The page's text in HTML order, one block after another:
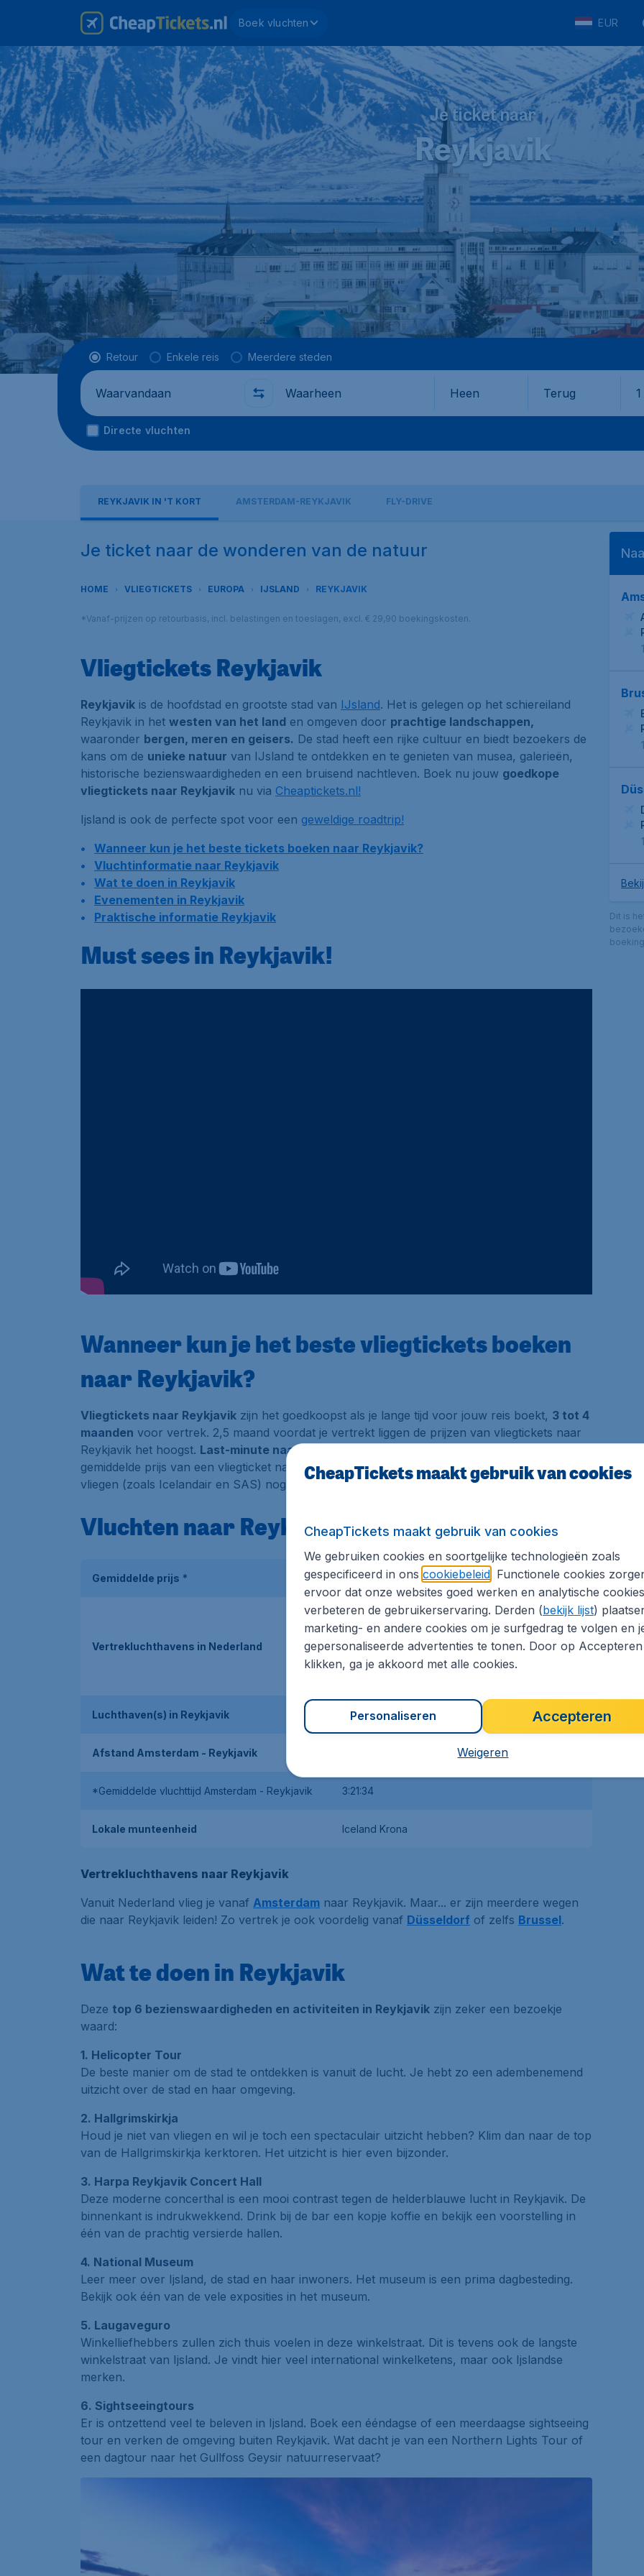
Boek vluchten EUR
Je ticket naar
Reykjavik
Vluchttype
Retour Enkele reis Meerdere steden
Waarvandaan Waarheen Heen Terug
Directe vluchten
REYKJAVIK IN 'T KORT AMSTERDAM-REYKJAVIK FLY-DRIVE
Je ticket naar de wonderen van de natuur
HOME VLIEGTICKETS EUROPA IJSLAND REYKJAVIK
*Vanaf-prijzen op retourbasis, incl. belastingen en toeslagen, excl. € 29,90 boekingskosten.
Vliegtickets Reykjavik
Reykjavik is de hoofdstad en grootste stad van IJsland. Het is gelegen op het schiereiland
Reykjavik in het westen van het land en omgeven door prachtige landschappen,
waaronder bergen, meren en geisers. De stad heeft een rijke cultuur en biedt bezoekers de
kans om de unieke natuur van IJsland te ontdekken en te genieten van musea, galerieën,
historische bezienswaardigheden en een bruisend nachtleven. Boek nu jouw goedkope
vliegtickets naar Reykjavik nu via Cheaptickets.nl!
Ijsland is ook de perfecte spot voor een geweldige roadtrip!
Wanneer kun je het beste tickets boeken naar Reykjavik?
Vluchtinformatie naar Reykjavik
Wat te doen in Reykjavik
Evenementen in Reykjavik
Praktische informatie Reykjavik
Must sees in Reykjavik!
Wanneer kun je het beste vliegtickets boeken
naar Reykjavik?
Vliegtickets naar Reykjavik zijn het goedkoopst als je lange tijd voor jouw reis boekt, 3 tot 4
maanden voor vertrek. 2,5 maand voordat je vertrekt liggen de prijzen van vliegtickets naar
Reykjavik het hoogst. Last-minute naar Reykjavik
gemiddelde prijs van een vliegticket naar Reykjavik wil voor airlines die veel via Reykjavik
vliegen (zoals Icelandair en SAS) nog wel eens dalen.
Vluchten naar Reykjavik
Gemiddelde prijs * €372
Vertrekluchthavens in Nederland
Amsterdam Airport Schiphol (AMS), Eindhoven
Airport (EIN), Eelde Airport (GRQ), Maastricht
Aachen Airport (MST), Rotterdam The Hague
Airport (RTM), Veldhoven Airport (ZVH), Arnhem
Luchthaven(s) in Reykjavik Reykjavik Airport (REK)
Afstand Amsterdam - Reykjavik
*Gemiddelde vluchttijd Amsterdam - Reykjavik 3:21:34
Lokale munteenheid Iceland Krona
Vertrekluchthavens naar Reykjavik
Vanuit Nederland vlieg je vanaf Amsterdam naar Reykjavik. Maar... er zijn meerdere wegen
die naar Reykjavik leiden! Zo vertrek je ook voordelig vanaf Düsseldorf of zelfs Brussel.
Wat te doen in Reykjavik
Deze top 6 bezienswaardigheden en activiteiten in Reykjavik zijn zeker een bezoekje
waard:
1. Helicopter Tour
De beste manier om de stad te ontdekken is vanuit de lucht. Je hebt zo een adembenemend
uitzicht over de stad en haar omgeving.
2. Hallgrimskirkja
Houd je niet van vliegen en wil je toch een spectaculair uitzicht hebben? Klim dan naar de top
van de Hallgrimskirkja kerktoren. Het uitzicht is hier even bijzonder.
3. Harpa Reykjavik Concert Hall
Deze moderne concerthal is een mooi contrast tegen de helderblauwe lucht in Reykjavik. De
binnenkant is indrukwekkend. Drink bij de bar een kopje koffie en bekijk een voorstelling in
één van de prachtig versierde hallen.
4. National Museum
Leer meer over Ijsland, de stad en haar inwoners. Het museum is een prima dagbesteding.
Bekijk ook één van de vele exposities in het museum.
5. Laugaveguro
Winkelliefhebbers zullen zich thuis voelen in deze winkelstraat. Dit is tevens ook de langste
winkelstraat van Ijsland. Je vindt hier veel international winkelketens, maar ook Ijslandse
merken.
6. Sightseeingtours
Er is ontzettend veel te beleven in Ijsland. Boek een ééndagse of een meerdaagse sightseeing
tour en verken de omgeving buiten Reykjavik. Wat dacht je van een Northern Lights Tour of
een dagtour naar het Gullfoss Geysir natuurreservaat?
Dit is
CheapTickets maakt gebruik van cookies
CheapTickets maakt gebruik van cookies
We gebruiken cookies en soortgelijke technologieën zoals
gespecificeerd in ons cookiebeleid. Functionele cookies
ervoor dat onze websites goed werken en analytische cookies
verbeteren de gebruikerservaring. Derden (bekijk lijst)
marketing- en andere cookies om je surfgedrag te volgen en
gepersonaliseerde advertenties te tonen. Door op
klikken, ga je akkoord met alle cookies.
Accepteren
Personaliseren
Weigeren